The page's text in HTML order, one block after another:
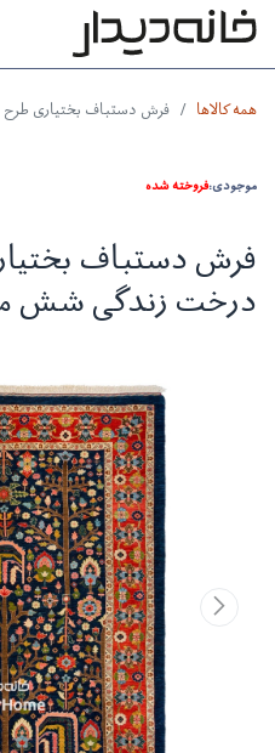
همه کالاها فرش دستباف بختیاری
موجودی:فروخته شده
فرش دستباف
درخت زندگی شش